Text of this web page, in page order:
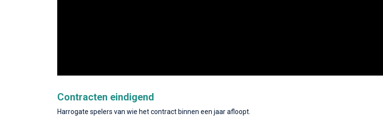
Contracten eindigend
Harrogate spelers van wie het contract binnen een jaar afloopt.